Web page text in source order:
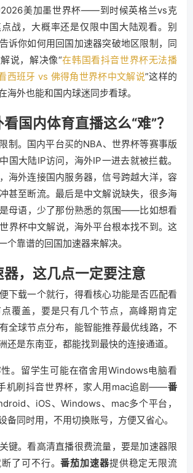
2026美加墨世界杯——到时候英格兰vs克
战，大概率还是仅限中国大陆观看。别
诉你如何用回国加速器突破地区限制，同
说，解决像“在韩国看抖音世界杯无法播
西班牙 vs 佛得角世界杯中文解说”这样的
海外也能和国内球迷同步看球。
国内体育直播这么“难”？
制。国内平台买的NBA、世界杯等赛事版
国大陆IP访问，海外IP一进去就被拦截。
海外连接国内服务器，信号跨越大洋，容
甚至断流。最后是中文解说缺失，很多海
母语，少了那份熟悉的氛围——比如想看
界杯中文解说，海外平台根本找不到。这
个靠谱的回国加速器来解决。
器，这几点一定要注意
下载一个就行，得看核心功能是否匹配看
覆盖，要是只有几个节点，高峰期肯定
全球节点分布，能智能推荐最优线路，不
还是东南亚，都能找到最快的连接通道。
。留学生可能在宿舍用Windows电脑看
机刷抖音世界杯，家人用mac追剧——番
、iOS、Windows、mac多个平台，
备同时用，不用切换账号，方便又省心。
键。看高清直播很费流量，要是加速器限
了可不行。番茄加速器提供稳定无限流